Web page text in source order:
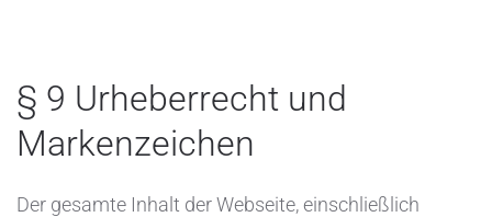
§ 9 Urheberrecht und
Markenzeichen
Der gesamte Inhalt der Webseite, einschließlich